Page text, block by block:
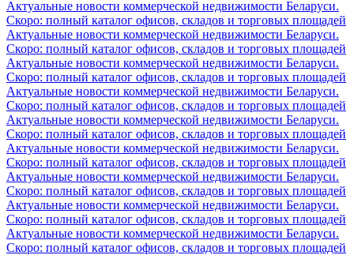
Актуальные новости коммерческой недвижимости Беларуси.
Скоро: полный каталог офисов, складов и торговых площадей
Актуальные новости коммерческой недвижимости Беларуси.
Скоро: полный каталог офисов, складов и торговых площадей
Актуальные новости коммерческой недвижимости Беларуси.
Скоро: полный каталог офисов, складов и торговых площадей
Актуальные новости коммерческой недвижимости Беларуси.
Скоро: полный каталог офисов, складов и торговых площадей
Актуальные новости коммерческой недвижимости Беларуси.
Скоро: полный каталог офисов, складов и торговых площадей
Актуальные новости коммерческой недвижимости Беларуси.
Скоро: полный каталог офисов, складов и торговых площадей
Актуальные новости коммерческой недвижимости Беларуси.
Скоро: полный каталог офисов, складов и торговых площадей
Актуальные новости коммерческой недвижимости Беларуси.
Скоро: полный каталог офисов, складов и торговых площадей
Актуальные новости коммерческой недвижимости Беларуси.
Скоро: полный каталог офисов, складов и торговых площадей